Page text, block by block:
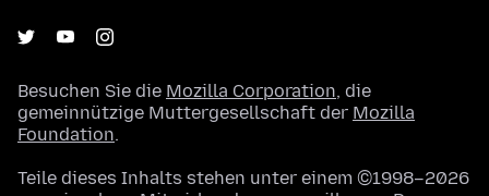
Besuchen Sie die Mozilla Corporation, die
gemeinnützige Muttergesellschaft der Mozilla
Foundation.
Teile dieses Inhalts stehen unter einem ©1998–2026